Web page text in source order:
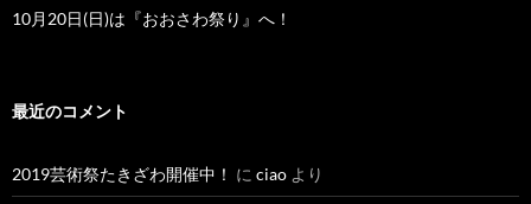
10月20日(日)は『おおさわ祭り』へ！
最近のコメント
2019芸術祭たきざわ開催中！ に ciao より